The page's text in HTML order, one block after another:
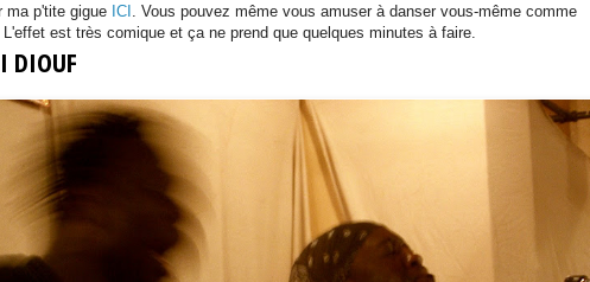
ma p'tite gigue ICI . Vous pouvez même vous amuser à danser vous-même comme
est très comique et ça ne prend que quelques minutes à faire.
DIOUF